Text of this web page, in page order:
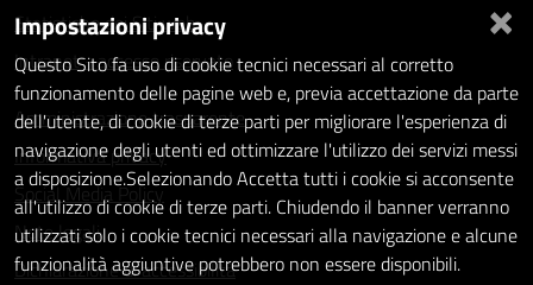
Statistiche dei Siti web
Intranet - accesso riservato
Amministrazione trasparente
Informativa privacy
Social Media Policy
Note legali
Dichiarazione di accessibilità
×
Impostazioni privacy
Questo Sito fa uso di cookie tecnici necessari al corretto
funzionamento delle pagine web e, previa accettazione da parte
dell'utente, di cookie di terze parti per migliorare l'esperienza di
navigazione degli utenti ed ottimizzare l'utilizzo dei servizi messi
a disposizione.Selezionando Accetta tutti i cookie si acconsente
all'utilizzo di cookie di terze parti. Chiudendo il banner verranno
utilizzati solo i cookie tecnici necessari alla navigazione e alcune
funzionalità aggiuntive potrebbero non essere disponibili.